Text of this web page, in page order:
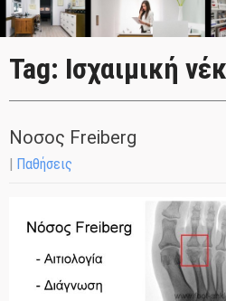
Tag: Ισχαιμική
Νοσος Freiberg
Παθήσεις